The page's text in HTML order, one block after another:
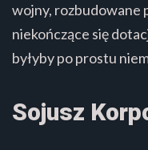
wojny, rozbudowane
niekończące się
byłyby po prostu
Sojusz